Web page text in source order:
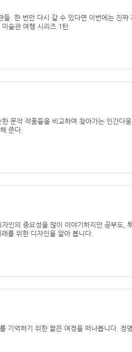
. 한 번만 다시 갈 수 있다면 이번에는 진짜
술관 여행 시리즈 1탄
문작 작품들을 비교하며 찾아가는 인간다
준다.
인의 중요성을 많이 이야기하지만 공부도,
를 위한 디자인을 알아 봅니다.
기억하기 위한 짧은 여정을 떠나봅니다. 정